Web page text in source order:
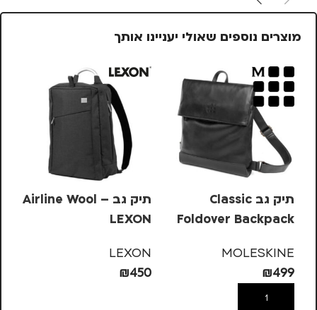
מוצרים נוספים שאולי יעניינו אותך
תיק גב Classic
Foldover Backpack
MOLESKINE
₪499
הוספה לסל
תיק גב Airline Wool –
LEXON
LEXON
₪450